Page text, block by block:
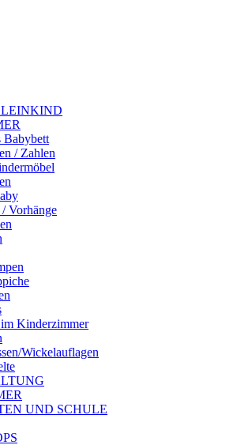
Babybett
/ Zahlen
Vorhänge
Kinderzimmer
Wickelauflagen
UND SCHULE